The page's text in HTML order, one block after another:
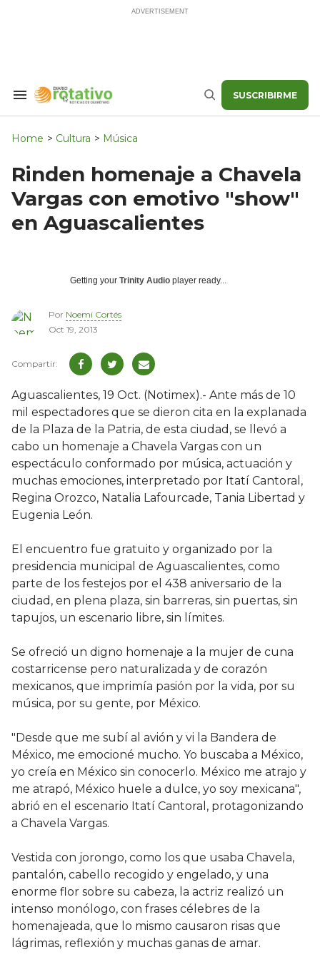
Search
Navigation
Buscar SUSCRIBIRME
Home > Cultura > Música
Rinden homenaje a Chavela
Vargas con emotivo "show"
en Aguascalientes
Getting your Trinity Audio player ready...
Por Noemi Cortés
Oct 19, 2013
Aguascalientes, 19 Oct. (Notimex).- Ante más de 10
mil espectadores que se dieron cita en la explanada
de la Plaza de la Patria, de esta ciudad, se llevó a
cabo un homenaje a Chavela Vargas con un
espectáculo conformado por música, actuación y
muchas emociones, interpretado por Itatí Cantoral,
Regina Orozco, Natalia Lafourcade, Tania Libertad y
Eugenia León.
El encuentro fue gratuito y organizado por la
presidencia municipal de Aguascalientes, como
parte de los festejos por el 438 aniversario de la
ciudad, en plena plaza, sin barreras, sin puertas, sin
tapujos, un escenario libre, sin límites.
Se ofreció un digno homenaje a la mujer de cuna
costarricense pero naturalizada y de corazón
mexicanos, que imprimía pasión por la vida, por su
música, por su gente, por México.
"Desde que me subí al avión y vi la Bandera de
México, me emocioné mucho. Yo buscaba a México,
yo creía en México sin conocerlo. México me atrajo y
me atrapó, México huele a dulce, yo soy mexicana",
abrió en el escenario Itatí Cantoral, protagonizando
a Chavela Vargas.
Vestida con jorongo, como los que usaba Chavela,
pantalón, cabello recogido y engelado, y una
enorme flor sobre su cabeza, la actriz realizó un
intenso monólogo, con frases célebres de la
homenajeada, que lo mismo causaron risas que
lágrimas, reflexión y muchas ganas de amar.